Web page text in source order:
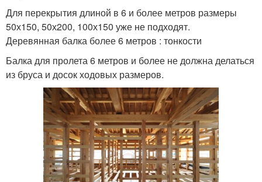
Для перекрытия длиной в 6 и более метров размеры
50х150, 50х200, 100х150 уже не подходят.
Деревянная балка более 6 метров : тонкости
Балка для пролета 6 метров и более не должна делаться
из бруса и досок ходовых размеров.